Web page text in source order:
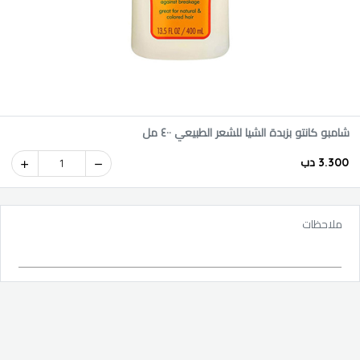
شامبو كانتو بزبدة الشيا للشعر الطبيعي ٤٠٠ مل
3.300 دب 1
ملاحظات